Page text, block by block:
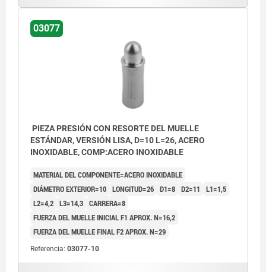
03077
PIEZA PRESIÓN CON RESORTE DEL MUELLE
ESTÁNDAR, VERSIÓN LISA, D=10 L=26, ACERO
INOXIDABLE, COMP:ACERO INOXIDABLE
MATERIAL DEL COMPONENTE=ACERO INOXIDABLE
DIÁMETRO EXTERIOR=10 LONGITUD=26 D1=8 D2=11
L1=1,5
L2=4,2 L3=14,3 CARRERA=8
FUERZA DEL MUELLE INICIAL F1 APROX. N=16,2
FUERZA DEL MUELLE FINAL F2 APROX. N=29
Referencia: 03077-10